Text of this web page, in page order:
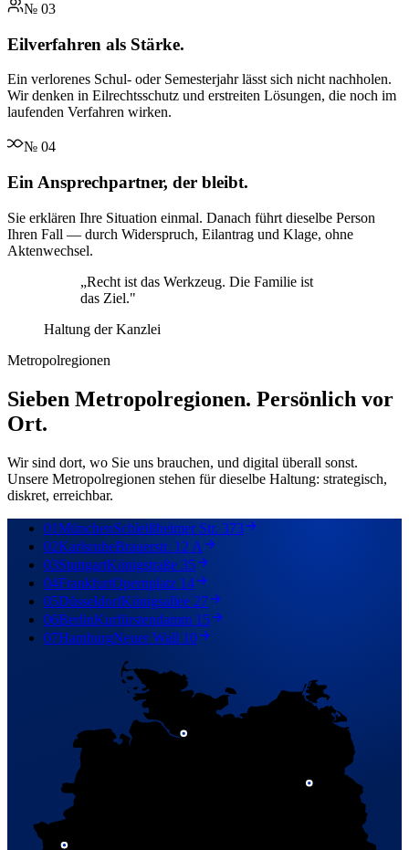
№ 03
Eilverfahren als Stärke.
Ein verlorenes Schul- oder Semesterjahr lässt sich nicht nachholen.
Wir denken in Eilrechtsschutz und erstreiten Lösungen, die noch im
laufenden Verfahren wirken.
№ 04
Ein Ansprechpartner, der bleibt.
Sie erklären Ihre Situation einmal. Danach führt dieselbe Person
Ihren Fall — durch Widerspruch, Eilantrag und Klage, ohne
Aktenwechsel.
„Recht ist das Werkzeug. Die Familie ist
das Ziel."
Haltung der Kanzlei
Metropolregionen
Sieben Metropolregionen. Persönlich vor
Ort.
Wir sind dort, wo Sie uns brauchen, und digital überall sonst.
Unsere Metropolregionen stehen für dieselbe Haltung: strategisch,
diskret, erreichbar.
01MünchenSchleißheimer Str. 373
02KarlsruheBrauerstr. 12 A
03StuttgartKönigstraße 35
04FrankfurtOpernplatz 14
05DüsseldorfKönigsallee 27
06BerlinKurfürstendamm 15
07HamburgNeuer Wall 10